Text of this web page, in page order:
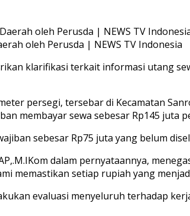
oleh Perusda | NEWS TV Indonesia
klarifikasi terkait informasi utang
persegi, tersebar di Kecamatan
membayar sewa sebesar Rp145
sebesar Rp75 juta yang belum
dalam pernyataannya,
memastikan setiap rupiah yang
evaluasi menyeluruh terhadap